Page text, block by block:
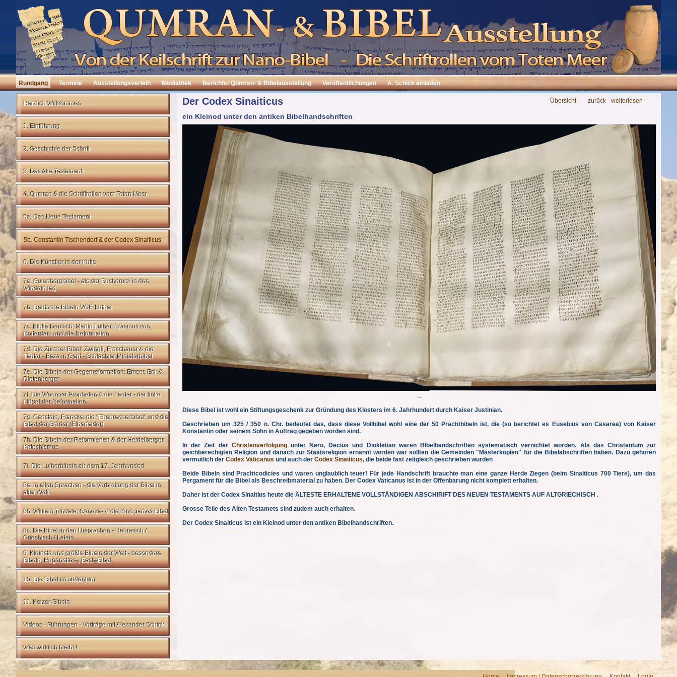
Rundgang Termine Ausstellungsverleih Mediathek Berichte: Qumran- & Bibelausstellung Veröffentlichungen A. Schick einladen
Herzlich Willkommen
1. Einführung
2. Geschichte der Schrift
3. Das Alte Testament
4. Qumran & die Schriftrollen vom Toten Meer
5a. Das Neue Testament
5b. Constantin Tischendorf & der Codex Sinaiticus
6. Die Künstler in der Kutte
7a. Gutenbergbibel - als der Buchdruck in den
Windeln lag
7b. Deutsche Bibeln VOR Luther
7c. Biblia Deutsch: Martin Luther, Erasmus von
Rotterdam und die Reformation
7d. Die Zürcher Bibel: Zwingli, Froschauer & die
Täufer - Beza in Genf - Schlachter Miniaturbibel
7e. Die Bibeln der Gegenreformation: Emser, Eck &
Dietenberger
7f. Die Wormser Propheten & die Täufer - der linke
Flügel der Reformation
7g. Canstein, Francke, die "Ehebrecherbibel" und die
Bibel der Brüder (Elberfelder)
7h. Die Bibeln der Reformierten & der Heidelberger
Katechismus
7i. Die Lutherbibeln ab dem 17. Jahrhundert
8a. In allen Sprachen - die Verbreitung der Bibel in
aller Welt
8b. William Tyndale, Geneva- & die King James Bibel
8c. Die Bibel in den Ursprachen - Hebräisch /
Griechisch / Latein
9. Kleinste und größte Bibeln der Welt - besondere
Bibeln, Hugenotten-, Bach-Bibel
10. Die Bibel im Judentum
11. Ketzer-Bibeln
Videos - Führungen - Vorträge mit Alexander Schick
Was wirklich bleibt !
Übersicht zurück weiterlesen
Der Codex Sinaiticus
ein Kleinod unter den antiken Bibelhandschriften
Diese Bibel ist wohl ein Stiftungsgeschenk zur Gründung des Klosters im 6. Jahrhundert durch Kaiser Justinian.
Geschrieben um 325 / 350 n. Chr. bedeutet das, dass diese Vollbibel wohl eine der 50 Prachtbibeln ist, die (so berichtet es Eusebius von Cäsarea) von Kaiser
Konstantin oder seinem Sohn in Auftrag gegeben worden sind.
In der Zeit der Christenverfolgungunter Nero, Decius und Diokletian waren BIbelhandschriften systematisch vernichtet worden. Als das Christentum zur
geichberechigten Religion und danach zur Staatsreligion ernannt worden war sollten die Gemeinden "Masterkopien" für die Bibelabschriften haben. Dazu gehören
vermutlich der Codex Vaticanus und auch der Codex Sinaiticus, die beide fast zeitgleich geschrieben wurden
Beide Bibeln sind Prachtcodicies und waren unglaublich teuer! Für jede Handschrift brauchte man eine ganze Herde Ziegen (beim Sinaiticus 700 Tiere), um das
Pergament für die Bibel als Beschreibmaterial zu haben. Der Codex Vaticanus ist in der Offenbarung nicht komplett erhalten.
Daher ist der Codex Sinaitius heute die ÄLTESTE ERHALTENE VOLLSTÄNDIGEN ABSCHIRIFT DES NEUEN TESTAMENTS AUF ALTGRIECHISCH .
Grosse Teile des Alten Testamets sind zudem auch erhalten.
Der Codex Sinaiticus ist ein Kleinod unter den antiken Bibelhandschriften.